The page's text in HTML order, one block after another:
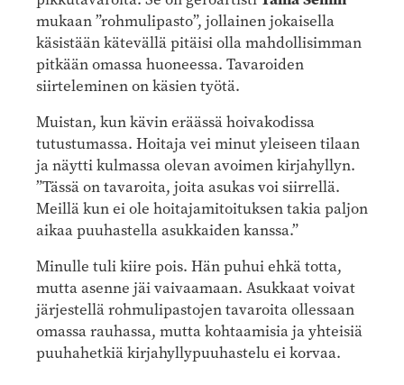
mukaan ”rohmulipasto”, jollainen jokaisella
käsistään kätevällä pitäisi olla mahdollisimman
pitkään omassa huoneessa. Tavaroiden
siirteleminen on käsien työtä.
Muistan, kun kävin eräässä hoivakodissa
tutustumassa. Hoitaja vei minut yleiseen tilaan
ja näytti kulmassa olevan avoimen kirjahyllyn.
”Tässä on tavaroita, joita asukas voi siirrellä.
Meillä kun ei ole hoitajamitoituksen takia paljon
aikaa puuhastella asukkaiden kanssa.”
Minulle tuli kiire pois. Hän puhui ehkä totta,
mutta asenne jäi vaivaamaan. Asukkaat voivat
järjestellä rohmulipastojen tavaroita ollessaan
omassa rauhassa, mutta kohtaamisia ja yhteisiä
puuhahetkiä kirjahyllypuuhastelu ei korvaa.